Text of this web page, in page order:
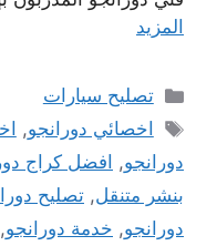
المزيد
التصنيفات
تصليح سيارات
الوسوم
اخصائي دورانجو,
دورانجو, افضل كراج
بنشر متنقل, تصليح
دورانجو, خدمة دورانجو,